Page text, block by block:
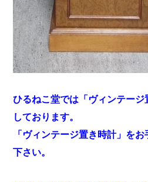
ひるねこ堂では「ヴィンテー
しております。
「ヴィンテージ置き時計」を
下さい。